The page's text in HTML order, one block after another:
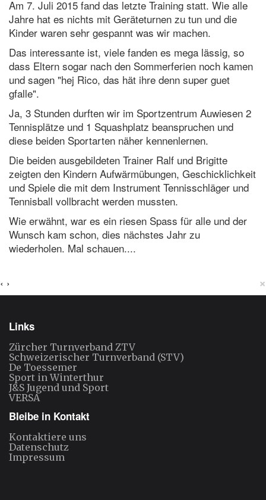
Am 7. Juli 2015 fand das letzte Training statt. Wie alle
Jahre hat es nichts mit Geräteturnen zu tun und die
Kinder waren sehr gespannt was wir machen.
Das interessante ist, viele fanden es mega lässig, so
dass Eltern sogar nach den Sommerferien noch kamen
und sagen "hej Rico, das hät ihre denn super guet
gfalle".
Ja, 3 Stunden durften wir im Sportzentrum Auwiesen 2
Tennisplätze und 1 Squashplatz beanspruchen und
diese beiden Sportarten näher kennenlernen.
Die beiden ausgebildeten Trainer Ralf und Brigitte
zeigten den Kindern Aufwärmübungen, Geschicklichkeit
und Spiele die mit dem Instrument Tennisschläger und
Tennisball vollbracht werden mussten.
Wie erwähnt, war es ein riesen Spass für alle und der
Wunsch kam schon, dies nächstes Jahr zu
wiederholen. Mal schauen....
‹ › ×
Links
Zürcher Turnverband ZTV
Schweizerischer Turnverband (STV)
De Toessemer
Sport in Winterthur
J&S Jugend und Sport
VERSA
Bleibe in Kontakt
Kontaktiere uns
Datenschutz
Impressum